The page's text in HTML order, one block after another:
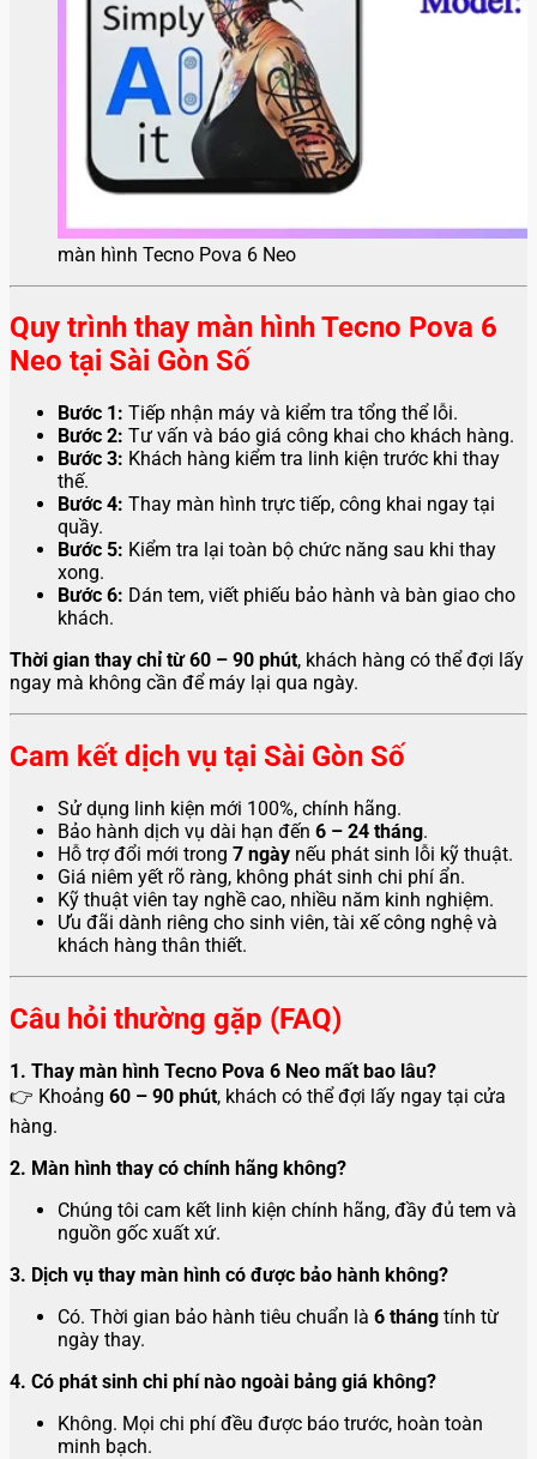
màn hình Tecno Pova 6 Neo
Quy trình thay màn hình Tecno Pova 6
Neo tại Sài Gòn Số
Bước 1: Tiếp nhận máy và kiểm tra tổng thể lỗi.
Bước 2: Tư vấn và báo giá công khai cho khách hàng.
Bước 3: Khách hàng kiểm tra linh kiện trước khi thay
thế.
Bước 4: Thay màn hình trực tiếp, công khai ngay tại
quầy.
Bước 5: Kiểm tra lại toàn bộ chức năng sau khi thay
xong.
Bước 6: Dán tem, viết phiếu bảo hành và bàn giao cho
khách.
Thời gian thay chỉ từ 60 – 90 phút, khách hàng có thể đợi lấy
ngay mà không cần để máy lại qua ngày.
Cam kết dịch vụ tại Sài Gòn Số
Sử dụng linh kiện mới 100%, chính hãng.
Bảo hành dịch vụ dài hạn đến 6 – 24 tháng.
Hỗ trợ đổi mới trong 7 ngày nếu phát sinh lỗi kỹ thuật.
Giá niêm yết rõ ràng, không phát sinh chi phí ẩn.
Kỹ thuật viên tay nghề cao, nhiều năm kinh nghiệm.
Ưu đãi dành riêng cho sinh viên, tài xế công nghệ và
khách hàng thân thiết.
Câu hỏi thường gặp (FAQ)
1. Thay màn hình Tecno Pova 6 Neo mất bao lâu?
👉 Khoảng 60 – 90 phút, khách có thể đợi lấy ngay tại cửa
hàng.
2. Màn hình thay có chính hãng không?
Chúng tôi cam kết linh kiện chính hãng, đầy đủ tem và
nguồn gốc xuất xứ.
3. Dịch vụ thay màn hình có được bảo hành không?
Có. Thời gian bảo hành tiêu chuẩn là 6 tháng tính từ
ngày thay.
4. Có phát sinh chi phí nào ngoài bảng giá không?
Không. Mọi chi phí đều được báo trước, hoàn toàn
minh bạch.